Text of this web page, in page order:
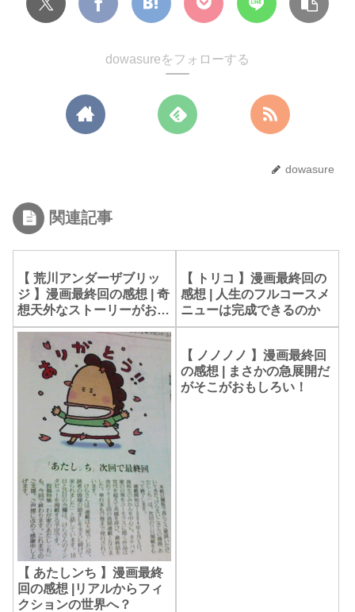
dowasureをフォローする
dowasure
関連記事
【 荒川アンダーザブリッ
ジ 】漫画最終回の感想 | 奇
想天外なストーリーがおも
しろい
【 トリコ 】漫画最終回の
感想 | 人生のフルコースメ
ニューは完成できるのか
【 あたしンち 】漫画最終
回の感想 |リアルからフィ
クションの世界へ？
【 ノノノノ 】漫画最終回
の感想 | まさかの急展開だ
がそこがおもしろい！